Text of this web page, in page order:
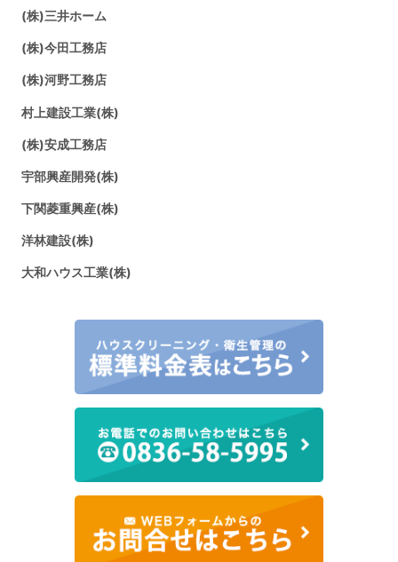
(株)三井ホーム
(株)今田工務店
(株)河野工務店
村上建設工業(株)
(株)安成工務店
宇部興産開発(株)
下関菱重興産(株)
洋林建設(株)
大和ハウス工業(株)